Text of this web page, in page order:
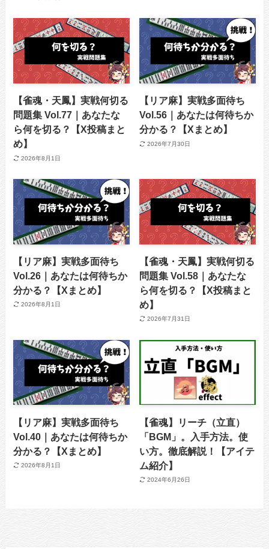
【雀魂・天鳳】実戦何切る
問題集 Vol.77｜あなたな
ら何を切る？【X投稿まと
め】
2026年8月1日
【リア麻】実戦多面待ち
Vol.56｜あなたは何待ちか
分かる？【Xまとめ】
2026年7月30日
【リア麻】実戦多面待ち
Vol.26｜あなたは何待ちか
分かる？【Xまとめ】
2026年8月1日
【雀魂・天鳳】実戦何切る
問題集 Vol.58｜あなたな
ら何を切る？【X投稿まと
め】
2026年7月31日
【リア麻】実戦多面待ち
Vol.40｜あなたは何待ちか
分かる？【Xまとめ】
2026年8月1日
【雀魂】リーチ（立直）
「BGM」。入手方法。使
い方。徹底解説！【アイテ
ム紹介】
2024年6月26日